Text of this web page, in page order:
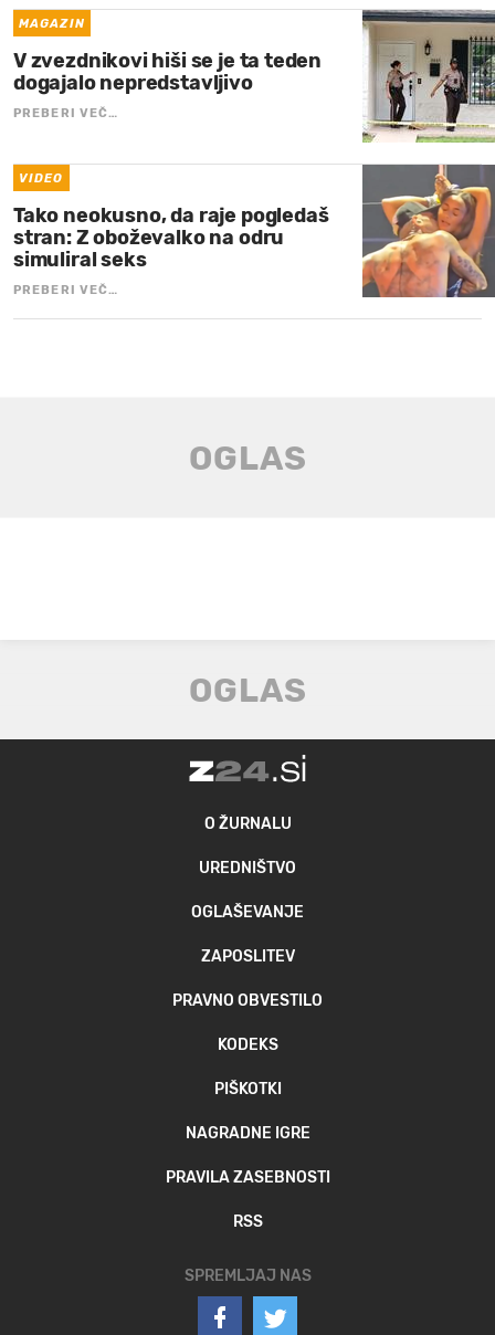
MAGAZIN
V zvezdnikovi hiši se je ta teden
dogajalo nepredstavljivo
PREBERI VEČ…
VIDEO
Tako neokusno, da raje pogledaš
stran: Z oboževalko na odru
simuliral seks
PREBERI VEČ…
O ŽURNALU
UREDNIŠTVO
OGLAŠEVANJE
ZAPOSLITEV
PRAVNO OBVESTILO
KODEKS
PIŠKOTKI
NAGRADNE IGRE
PRAVILA ZASEBNOSTI
RSS
SPREMLJAJ NAS